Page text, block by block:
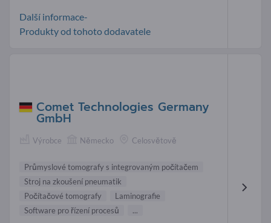
Další informace-
Produkty od tohoto dodavatele
Comet Technologies Germany
GmbH
Výrobce Německo Celosvětově
Průmyslové tomografy s integrovaným počítačem
Stroj na zkoušení pneumatik
Počítačové tomografy
Laminografie
Software pro řízení procesů
...